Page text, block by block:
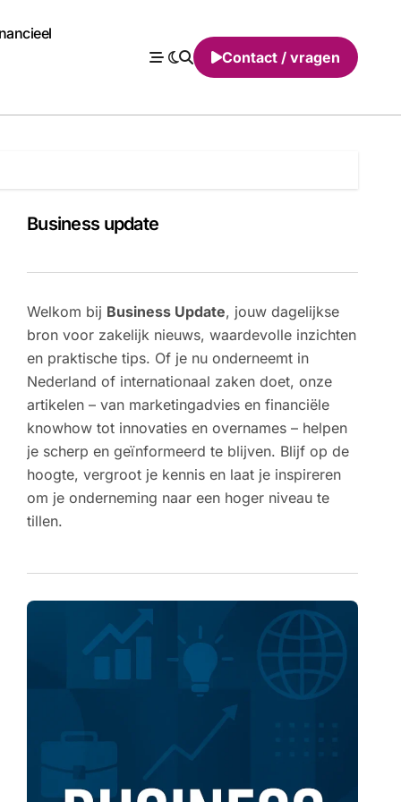
Contact / vragen
Business update
Welkom bij Business Update, jouw dagelijkse
bron voor zakelijk nieuws, waardevolle inzichten
en praktische tips. Of je nu onderneemt in
Nederland of internationaal zaken doet, onze
artikelen – van marketingadvies en financiële
knowhow tot innovaties en overnames – helpen
je scherp en geïnformeerd te blijven. Blijf op de
hoogte, vergroot je kennis en laat je inspireren
om je onderneming naar een hoger niveau te
tillen.